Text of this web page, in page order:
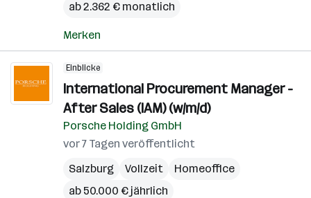
ab 2.362 € monatlich
Merken
Einblicke
International Procurement Manager -
After Sales (IAM) (w/m/d)
Porsche Holding GmbH
vor 7 Tagen veröffentlicht
Salzburg
Vollzeit
Homeoffice
ab 50.000 € jährlich